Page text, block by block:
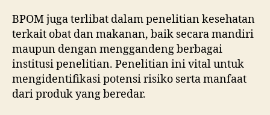
BPOM juga terlibat dalam penelitian kesehatan
terkait obat dan makanan, baik secara mandiri
maupun dengan menggandeng berbagai
institusi penelitian. Penelitian ini vital untuk
mengidentifikasi potensi risiko serta manfaat
dari produk yang beredar.